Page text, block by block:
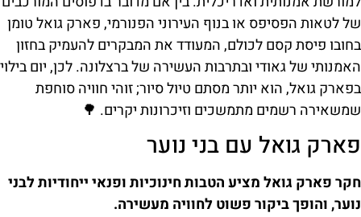
של לטאות הפסיפס או בנוף העירוני הפנורמי, פארק גואל טומן
בחובו פיסת קסם לכולם, המעודד את המבקרים להעמיק בחזון
האמנותי של גאודי ובתרבות העשירה של ברצלונה. לכן, יום בילוי
בפארק גואל, הוא יותר מסתם טיול סיור; זוהי חוויה סוחפת
שמשאירה רשמים מתמשכים וזיכרונות יקרים. 🌳
פארק גואל עם בני נוער
חקר פארק גואל מציע הטבות חינוכיות ופנאי ייחודיות לבני
נוער, והופך ביקור פשוט לחוויה מעשירה.